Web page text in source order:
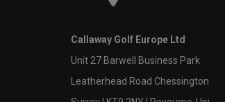
Callaway Golf Europe Ltd
Unit 27 Barwell Business Park
Leatherhead Road Chessington